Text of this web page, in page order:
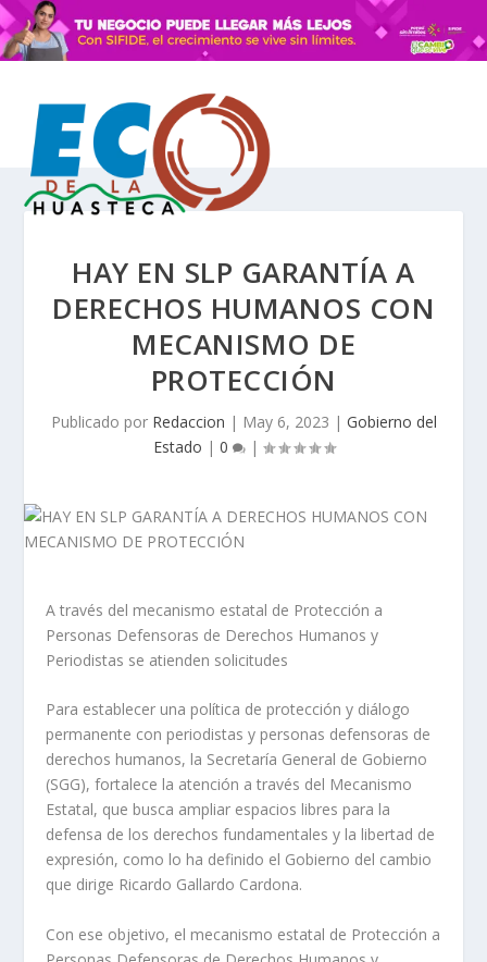
HAY EN SLP GARANTÍA A
DERECHOS HUMANOS CON
MECANISMO DE
PROTECCIÓN
Publicado por Redaccion | May 6, 2023 | Gobierno del
Estado | 0 |
A través del mecanismo estatal de Protección a
Personas Defensoras de Derechos Humanos y
Periodistas se atienden solicitudes
Para establecer una política de protección y diálogo
permanente con periodistas y personas defensoras de
derechos humanos, la Secretaría General de Gobierno
(SGG), fortalece la atención a través del Mecanismo
Estatal, que busca ampliar espacios libres para la
defensa de los derechos fundamentales y la libertad de
expresión, como lo ha definido el Gobierno del cambio
que dirige Ricardo Gallardo Cardona.
Con ese objetivo, el mecanismo estatal de Protección a